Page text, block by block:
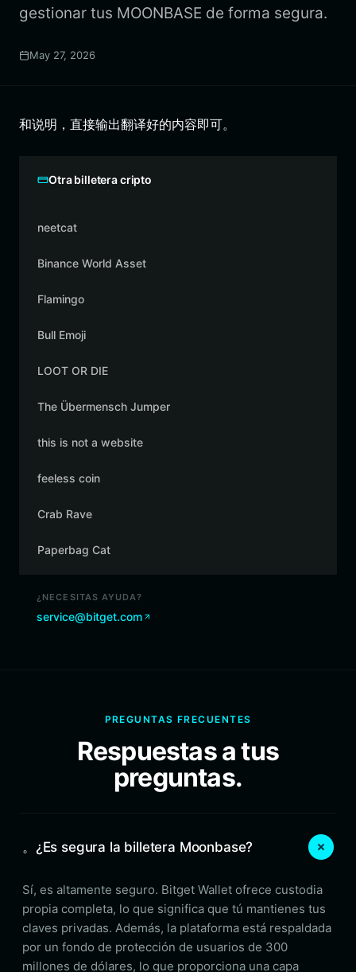
gestionar tus MOONBASE de forma segura.
May 27, 2026
和说明，直接输出翻译好的内容即可。
Otra billetera cripto
neetcat
Binance World Asset
Flamingo
Bull Emoji
LOOT OR DIE
The Übermensch Jumper
this is not a website
feeless coin
Crab Rave
Paperbag Cat
¿NECESITAS AYUDA?
service@bitget.com
PREGUNTAS FRECUENTES
Respuestas a tus
preguntas.
。¿Es segura la billetera Moonbase?
Sí, es altamente seguro. Bitget Wallet ofrece custodia
propia completa, lo que significa que tú mantienes tus
claves privadas. Además, la plataforma está respaldada
por un fondo de protección de usuarios de 300
millones de dólares, lo que proporciona una capa